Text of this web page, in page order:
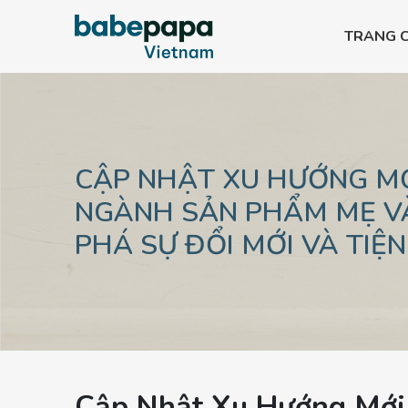
TRANG
Bình PPSU All-in-one Bình PPSU All-in-
CẬP NHẬT XU HƯỚNG
NGÀNH SẢN PHẨM MẸ
PHÁ SỰ ĐỔI MỚI VÀ